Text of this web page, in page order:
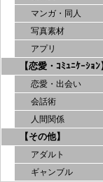
マンガ・同人
写真素材
アプリ
【恋愛・ｺﾐｭﾆｹｰｼｮﾝ
恋愛・出会い
会話術
人間関係
【その他】
アダルト
ギャンブル